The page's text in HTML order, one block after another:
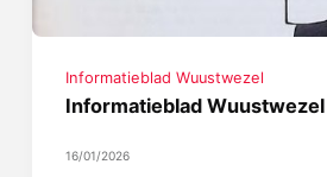
Informatieblad Wuustwezel
Informatieblad
16/01/2026